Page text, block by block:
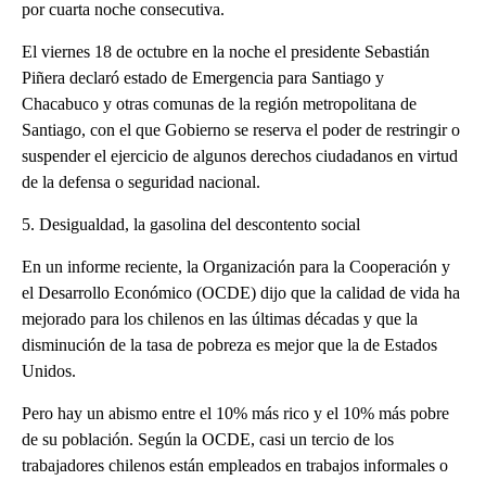
por cuarta noche consecutiva.
El viernes 18 de octubre en la noche el presidente Sebastián
Piñera declaró estado de Emergencia para Santiago y
Chacabuco y otras comunas de la región metropolitana de
Santiago, con el que Gobierno se reserva el poder de restringir o
suspender el ejercicio de algunos derechos ciudadanos en virtud
de la defensa o seguridad nacional.
5. Desigualdad, la gasolina del descontento social
En un informe reciente, la Organización para la Cooperación y
el Desarrollo Económico (OCDE) dijo que la calidad de vida ha
mejorado para los chilenos en las últimas décadas y que la
disminución de la tasa de pobreza es mejor que la de Estados
Unidos.
Pero hay un abismo entre el 10% más rico y el 10% más pobre
de su población. Según la OCDE, casi un tercio de los
trabajadores chilenos están empleados en trabajos informales o